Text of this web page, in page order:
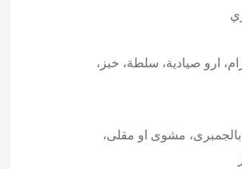
الى 500 جرام، ارو صيادية، سلطة، خبز،
مشوى او مقلى،